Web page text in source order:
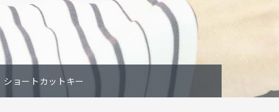
ショートカットキー